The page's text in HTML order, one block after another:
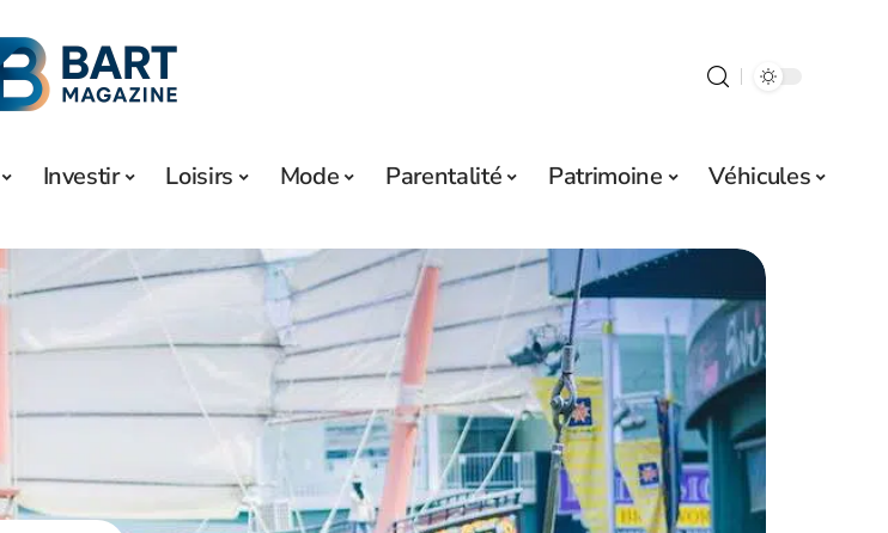
Investir Loisirs Mode Parentalité Patrimoine Véhicules